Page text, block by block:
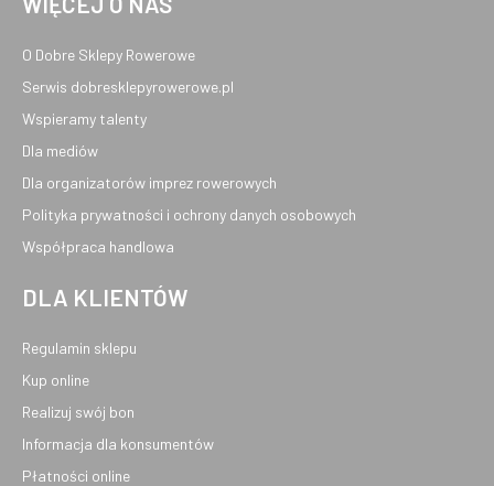
O Dobre Sklepy Rowerowe
Serwis dobresklepyrowerowe.pl
Wspieramy talenty
Dla mediów
Dla organizatorów imprez rowerowych
Polityka prywatności i ochrony danych osobowych
Współpraca handlowa
DLA KLIENTÓW
Regulamin sklepu
Kup online
Realizuj swój bon
Informacja dla konsumentów
Płatności online